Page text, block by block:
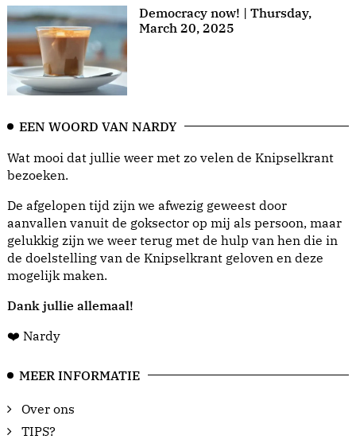
Democracy now! | Thursday,
March 20, 2025
EEN WOORD VAN NARDY
Wat mooi dat jullie weer met zo velen de Knipselkrant
bezoeken.
De afgelopen tijd zijn we afwezig geweest door
aanvallen vanuit de goksector op mij als persoon, maar
gelukkig zijn we weer terug met de hulp van hen die in
de doelstelling van de Knipselkrant geloven en deze
mogelijk maken.
Dank jullie allemaal!
❤️ Nardy
MEER INFORMATIE
Over ons
TIPS?